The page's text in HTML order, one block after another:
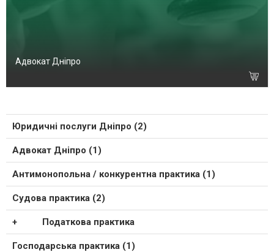
Адвокат Дніпро
Юридичні послуги Дніпро (2)
Адвокат Дніпро (1)
Антимонопольна / конкурентна практика (1)
Судова практика (2)
Податкова практика
Господарська практика (1)